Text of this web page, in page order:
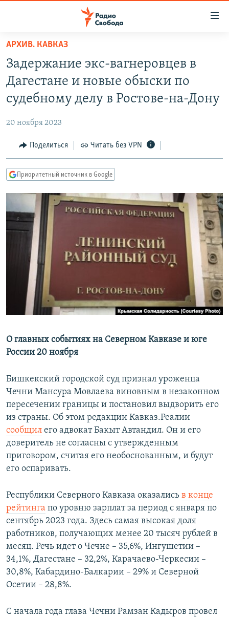
упрощенного
доступа
Вернуться
основному
Вернутся
Вернутся
поиску
ПОДКАСТЫ
АВТОРСКИЕ ПРОЕКТЫ
МНЕНИЯ
КУЛЬТУРА
КАВКАЗ.РЕАЛИИ
СЕВЕР.РЕАЛИИ
СИБИРЬ.РЕАЛИИ
РАСПИСАНИЕ ВЕЩАНИЯ
ПОДПИШИТЕСЬ НА РАССЫЛКУ
СОЦИАЛЬНЫЕ СЕТИ
Все сайты РСЕ/РС
АРХИВ. КАВКАЗ
Задержание экс-вагнеровцев в
Дагестане и новые обыски по
судебному делу в Ростове-на-Дону
20 ноября 2023
Поделиться Читать без VPN
Приоритетный источник в Google
О главных событиях на Северном Кавказе и юге
России 20 ноября
Бишкекский городской суд признал уроженца
Чечни Мансура Мовлаева виновным в незаконном
пересечении границы и постановил выдворить его
из страны. Об этом редакции Кавказ.Реалии
сообщил его адвокат Бакыт Автандил. Он и его
доверитель не согласны с утвержденным
приговором, считая его необоснованным, и будут
его оспаривать.
Республики Северного Кавказа оказались в конце
рейтинга по уровню зарплат за период с января по
сентябрь 2023 года. Здесь самая высокая доля
работников, получающих менее 20 тысяч рублей в
месяц. Речь идет о Чечне – 35,6%, Ингушетии –
34,1%, Дагестане – 32,2%, Карачаево-Черкесии –
30,8%, Кабардино-Балкарии – 29% и Северной
Осетии – 28,8%.
С начала года глава Чечни Рамзан Кадыров провел